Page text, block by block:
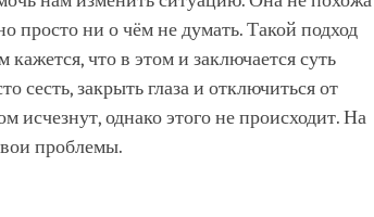
просто ни о чём не думать. Такой подход
что в этом и заключается суть
сесть, закрыть глаза и отключиться от
исчезнут, однако этого не происходит. На
проблемы.